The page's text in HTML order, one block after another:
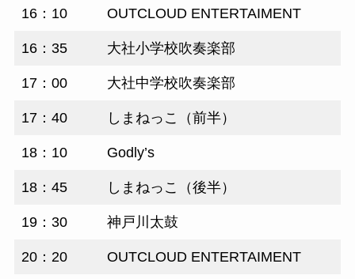
16：10 OUTCLOUD ENTERTAIMENT
16：35 大社小学校吹奏楽部
17：00 大社中学校吹奏楽部
17：40 しまねっこ（前半）
18：10 Godly’s
18：45 しまねっこ（後半）
19：30 神戸川太鼓
20：20 OUTCLOUD ENTERTAIMENT